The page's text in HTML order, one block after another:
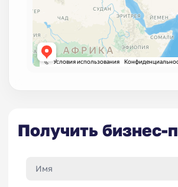
Получить бизнес-